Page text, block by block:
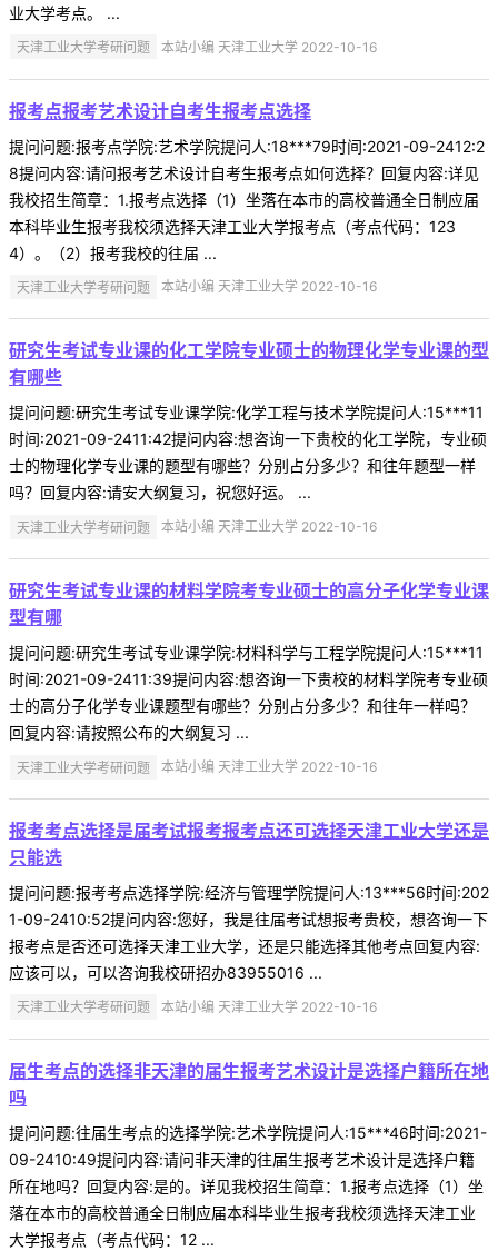
业大学考点。 ...
天津工业大学考研问题 本站小编 天津工业大学 2022-10-16
报考点报考艺术设计自考生报考点选择
提问问题:报考点学院:艺术学院提问人:18***79时间:2021-09-2412:2
8提问内容:请问报考艺术设计自考生报考点如何选择？回复内容:详见
我校招生简章：1.报考点选择（1）坐落在本市的高校普通全日制应届
本科毕业生报考我校须选择天津工业大学报考点（考点代码：123
4）。（2）报考我校的往届 ...
天津工业大学考研问题 本站小编 天津工业大学 2022-10-16
研究生考试专业课的化工学院专业硕士的物理化学专业课的型
有哪些
提问问题:研究生考试专业课学院:化学工程与技术学院提问人:15***11
时间:2021-09-2411:42提问内容:想咨询一下贵校的化工学院，专业硕
士的物理化学专业课的题型有哪些？分别占分多少？和往年题型一样
吗？回复内容:请安大纲复习，祝您好运。 ...
天津工业大学考研问题 本站小编 天津工业大学 2022-10-16
研究生考试专业课的材料学院考专业硕士的高分子化学专业课
型有哪
提问问题:研究生考试专业课学院:材料科学与工程学院提问人:15***11
时间:2021-09-2411:39提问内容:想咨询一下贵校的材料学院考专业硕
士的高分子化学专业课题型有哪些？分别占分多少？和往年一样吗？
回复内容:请按照公布的大纲复习 ...
天津工业大学考研问题 本站小编 天津工业大学 2022-10-16
报考考点选择是届考试报考报考点还可选择天津工业大学还是
只能选
提问问题:报考考点选择学院:经济与管理学院提问人:13***56时间:202
1-09-2410:52提问内容:您好，我是往届考试想报考贵校，想咨询一下
报考点是否还可选择天津工业大学，还是只能选择其他考点回复内容:
应该可以，可以咨询我校研招办83955016 ...
天津工业大学考研问题 本站小编 天津工业大学 2022-10-16
届生考点的选择非天津的届生报考艺术设计是选择户籍所在地
吗
提问问题:往届生考点的选择学院:艺术学院提问人:15***46时间:2021-
09-2410:49提问内容:请问非天津的往届生报考艺术设计是选择户籍
所在地吗？回复内容:是的。详见我校招生简章：1.报考点选择（1）坐
落在本市的高校普通全日制应届本科毕业生报考我校须选择天津工业
大学报考点（考点代码：12 ...